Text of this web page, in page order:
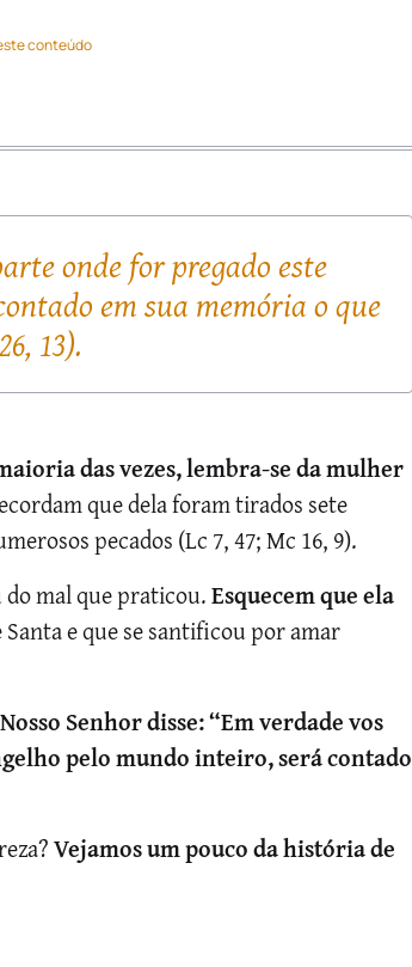
conteúdo
onde for pregado este
em sua memória o que
13).
das vezes, lembra-se da mulher
que dela foram tirados sete
pecados (Lc 7, 47; Mc 16, 9).
mal que praticou.Esquecem que ela
e que se santificou por amar
Senhor disse: “Em verdade vos
pelo mundo inteiro, será contado
Vejamos um pouco da história de